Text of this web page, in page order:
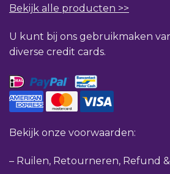
Bekijk alle producten >>
U kunt bij ons gebruikmaken
diverse credit cards.
Bekijk onze voorwaarden:
– Ruilen, Retourneren, Refund